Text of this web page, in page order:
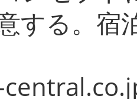
する。宿